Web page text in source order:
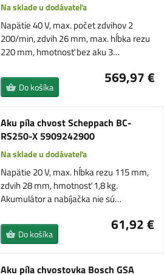
Na sklade u dodávateľa
Napätie 40 V, max. počet zdvihov 2
200/min, zdvih 26 mm, max. hĺbka rezu
220 mm, hmotnosť bez aku 3…
569,97 €
Do košíka
Aku píla chvost Scheppach BC-
RS250-X 5909242900
Na sklade u dodávateľa
Napätie 20 V, max. hĺbka rezu 115 mm,
zdvih 28 mm, hmotnosť 1,8 kg.
Akumulátor a nabíjačka nie sú…
61,92 €
Do košíka
Aku píla chvostovka Bosch GSA